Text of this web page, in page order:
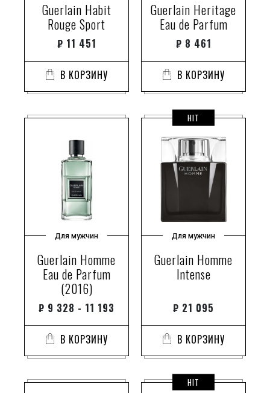
Guerlain Habit
Rouge Sport
₽ 11 451
В КОРЗИНУ
Guerlain Heritage
Eau de Parfum
₽ 8 461
В КОРЗИНУ
Для мужчин
Guerlain Homme
Eau de Parfum
(2016)
₽ 9 328 - 11 193
В КОРЗИНУ
HIT
Для мужчин
Guerlain Homme
Intense
₽ 21 095
В КОРЗИНУ
HIT